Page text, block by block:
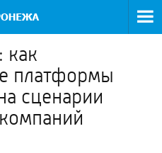
как
платформы
сценарии